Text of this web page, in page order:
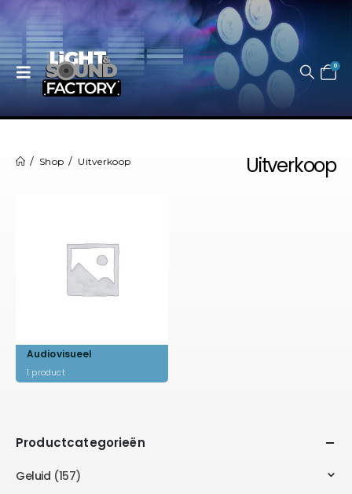
0
Uitverkoop
Shop Uitverkoop
Audiovisueel
1 product
Productcategorieën
Geluid (157)